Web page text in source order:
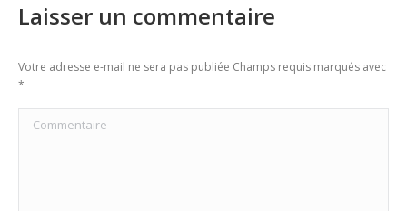
Laisser un commentaire
Votre adresse e-mail ne sera pas publiée Champs requis marqués avec
*
Commentaire